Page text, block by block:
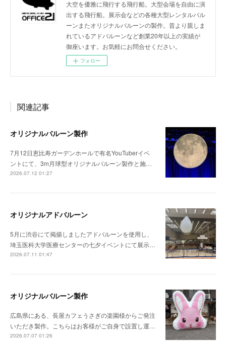
大空を優雅に飛行する飛行船。大型会場を自由に演
出する飛行船。展示会などの各種大型レンタルバル
ーンまたオリジナルバルーンの製作。昔より親しま
れているアドバルーンなど創業20年以上の実績が
御座います。お気軽にお問合せください。
フォロー
関連記事
オリジナルバルーン製作
7月12日恵比寿ガーデンホールで有名YouTuberイベ
ントにて、3m月球型オリジナルバルーン製作と施…
2026.07.12 01:27
オリジナルアドバルーン
5月に渋谷にて掲揚しましたアドバルーンを使用し、
埼玉医科大学医療センターの七夕イベントにて展示…
2026.07.11 01:47
オリジナルバルーン製作
広島県にある、長屋カフェうさぎの楽園様からご発注
いただき製作。こちらはお客様がご自身で設置し運…
2026.07.07 01:26